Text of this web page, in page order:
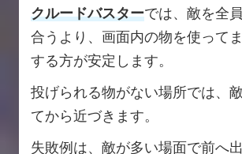
クルードバスターでは、敵を全
合うより、画面内の物を使って
する方が安定します。
投げられる物がない場所では、
てから近づきます。
失敗例は、敵が多い場面で前へ